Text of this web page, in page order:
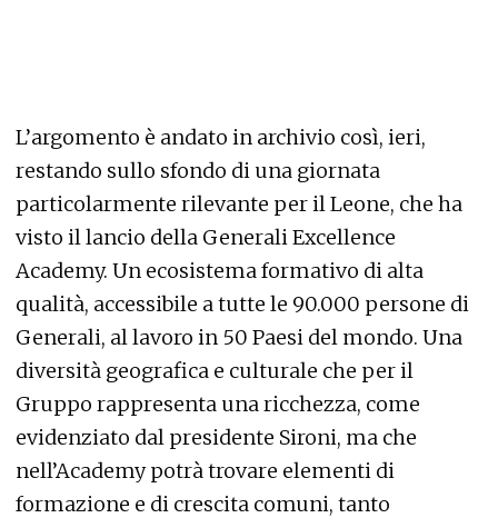
L’argomento è andato in archivio così, ieri,
restando sullo sfondo di una giornata
particolarmente rilevante per il Leone, che ha
visto il lancio della Generali Excellence
Academy. Un ecosistema formativo di alta
qualità, accessibile a tutte le 90.000 persone di
Generali, al lavoro in 50 Paesi del mondo. Una
diversità geografica e culturale che per il
Gruppo rappresenta una ricchezza, come
evidenziato dal presidente Sironi, ma che
nell’Academy potrà trovare elementi di
formazione e di crescita comuni, tanto